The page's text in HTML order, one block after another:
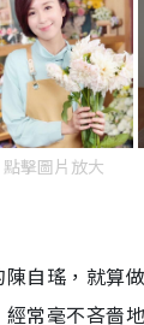
點擊圖片放大
自瑤，就算
常毫不吝嗇